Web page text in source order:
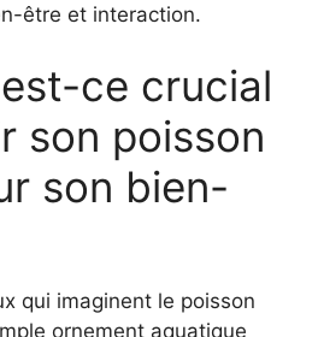
être et interaction.
ce crucial
son poisson
son bien-
qui imaginent le poisson
ornement aquatique